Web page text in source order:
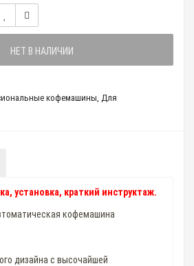
НЕТ В НАЛИЧИИ
кофемашины, Для
установка, краткий инструктаж.
кофемашина
дизайна с высочайшей